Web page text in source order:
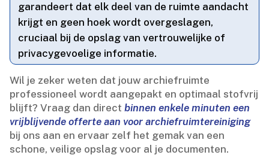
garandeert dat elk deel van de ruimte aandacht
krijgt en geen hoek wordt overgeslagen,
cruciaal bij de opslag van vertrouwelijke of
privacygevoelige informatie.​
Wil je zeker weten dat jouw archiefruimte
professioneel wordt aangepakt en optimaal stofvrij
blijft? Vraag dan directbinnen enkele minuten een
vrijblijvende offerte aan voor archiefruimtereiniging
bij ons aan en ervaar zelf het gemak van een
schone, veilige opslag voor al je documenten.​